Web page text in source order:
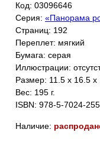
Код: 03096646
Серия: «Панорама
Страниц: 192
Переплет: мягкий
Бумага: серая
Иллюстрации:
Размер: 11.5 x 16.5 x
Вес: 195 г.
ISBN: 978-5-7024-
Наличие: